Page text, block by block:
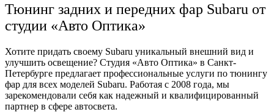
Тюнинг задних и передних фар Subaru от
студии «Авто Оптика»
Хотите придать своему Subaru уникальный внешний вид и
улучшить освещение? Студия «Авто Оптика» в Санкт-
Петербурге предлагает профессиональные услуги по тюнингу
фар для всех моделей Subaru. Работая с 2008 года, мы
зарекомендовали себя как надежный и квалифицированный
партнер в сфере автосвета.